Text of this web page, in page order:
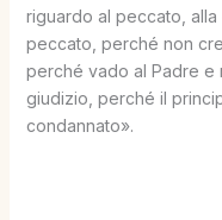
riguardo al peccato, alla
peccato, perché non
perché vado al Padre e
giudizio, perché il
condannato».